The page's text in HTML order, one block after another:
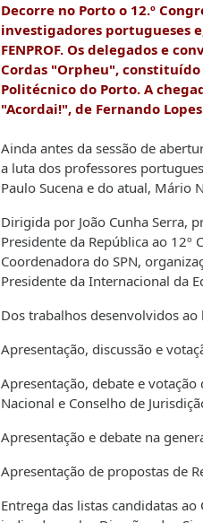
Decorre no Porto o 12.º
investigadores portugueses
FENPROF. Os delegados e
Cordas "Orpheu",
Politécnico do Porto. A
"Acordai!", de Fernando
Ainda antes da sessão de
a luta dos professores
Paulo Sucena e do atual, Mário
Dirigida por João Cunha Serra,
Presidente da República ao 12º
Coordenadora do SPN,
Presidente da Internacional da
Dos trabalhos desenvolvidos
Apresentação, discussão e
Apresentação, debate e
Nacional e Conselho de
Apresentação e debate na
Apresentação de propostas de
Entrega das listas candidatas